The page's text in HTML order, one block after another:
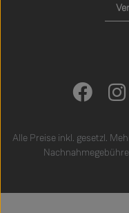
Alle Preise inkl. gesetzl.